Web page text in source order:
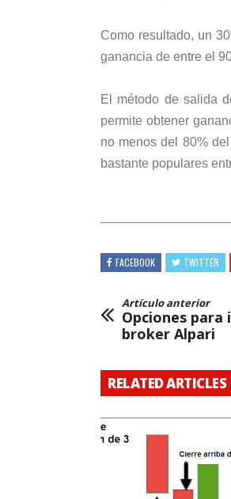
Como resultado, un
ganancia de entre el
El método de salida
permite obtener
no menos del 80%
bastante populares
FACEBOOK TWITTER
Artículo anterior
Opciones
broker Alpari
RELATED ARTICLES